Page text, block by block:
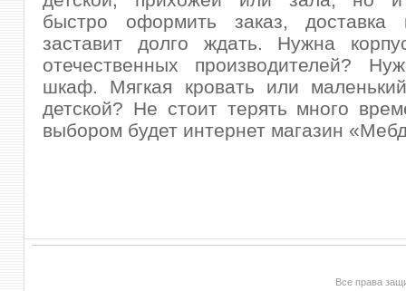
быстро оформить заказ, доставка
заставит долго ждать. Нужна
отечественных производителей?
шкаф. Мягкая кровать или
детской? Не стоит терять много
выбором будет интернет магазин
Все права